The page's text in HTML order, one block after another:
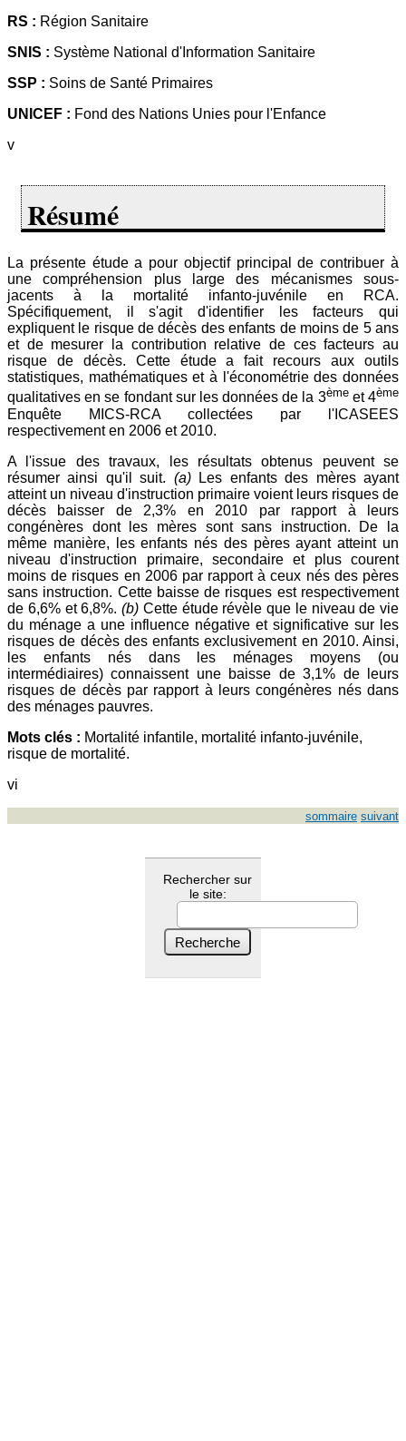
RS : Région Sanitaire
SNIS : Système National d'Information Sanitaire
SSP : Soins de Santé Primaires
UNICEF : Fond des Nations Unies pour l'Enfance
v
Résumé
La présente étude a pour objectif principal de contribuer à
une compréhension plus large des mécanismes sous-
jacents à la mortalité infanto-juvénile en RCA.
Spécifiquement, il s'agit d'identifier les facteurs qui
expliquent le risque de décès des enfants de moins de 5 ans
et de mesurer la contribution relative de ces facteurs au
risque de décès. Cette étude a fait recours aux outils
statistiques, mathématiques et à l'économétrie des données
qualitatives en se fondant sur les données de la 3èmeet 4ème
Enquête MICS-RCA collectées par l'ICASEES
respectivement en 2006 et 2010.
A l'issue des travaux, les résultats obtenus peuvent se
résumer ainsi qu'il suit. (a)
Les enfants des mères ayant
atteint un niveau d'instruction primaire voient leurs risques de
décès baisser de 2,3% en 2010 par rapport à leurs
congénères dont les mères sont sans instruction. De la
même manière, les enfants nés des pères ayant atteint un
niveau d'instruction primaire, secondaire et plus courent
moins de risques en 2006 par rapport à ceux nés des pères
sans instruction. Cette baisse de risques est respectivement
de 6,6% et 6,8%. (b) Cette étude révèle que le niveau de vie
du ménage a une influence négative et significative sur les
risques de décès des enfants exclusivement en 2010. Ainsi,
les enfants nés dans les ménages moyens (ou
intermédiaires) connaissent une baisse de 3,1% de leurs
risques de décès par rapport à leurs congénères nés dans
des ménages pauvres.
Mots clés : Mortalité infantile, mortalité infanto-juvénile,
risque de mortalité.
vi
sommaire suivant
Rechercher sur
le site: